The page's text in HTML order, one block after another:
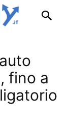
fino a